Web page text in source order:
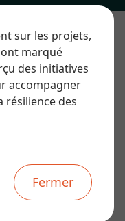
sur les projets,
marqué
des initiatives
accompagner
résilience des
Fermer
comment
dans
une partie de
Ce premier
le travail de
sera réalisé par